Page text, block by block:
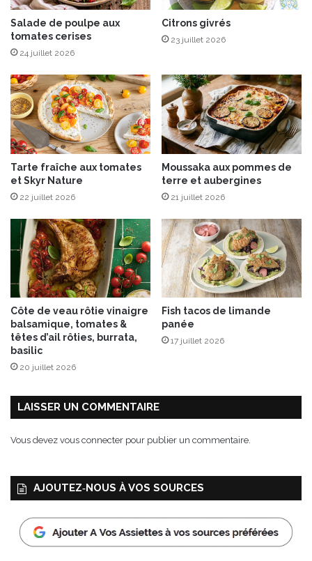
t
a
r
e
e
S
a
i
n
t
J
a
m
i
g
n
n
s
u
r
l
i
d
e
t
Salade de poulpe aux
tomates cerises
24 juillet 2026
Citrons givrés
23 juillet 2026
Tarte fraîche aux tomates
et Skyr Nature
22 juillet 2026
Moussaka aux pommes de
terre et aubergines
21 juillet 2026
Côte de veau rôtie vinaigre
balsamique, tomates &
têtes d’ail rôties, burrata,
basilic
20 juillet 2026
Fish tacos de limande
panée
17 juillet 2026
LAISSER UN COMMENTAIRE
Vous devez vous connecter pour publier un commentaire.
AJOUTEZ‑NOUS À VOS SOURCES